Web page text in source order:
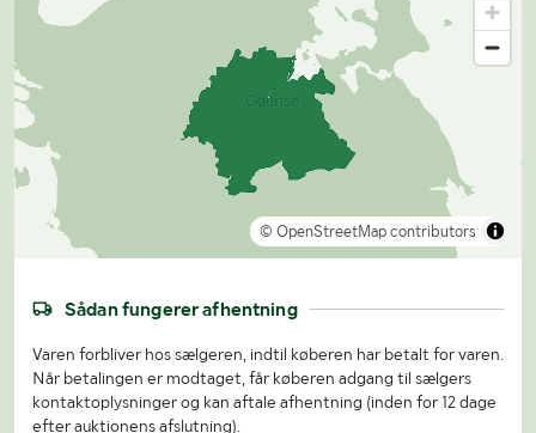
© OpenStreetMap contributors
Sådan fungerer afhentning
Varen forbliver hos sælgeren, indtil køberen har betalt for varen.
Når betalingen er modtaget, får køberen adgang til sælgers
kontaktoplysninger og kan aftale afhentning (inden for 12 dage
efter auktionens afslutning).